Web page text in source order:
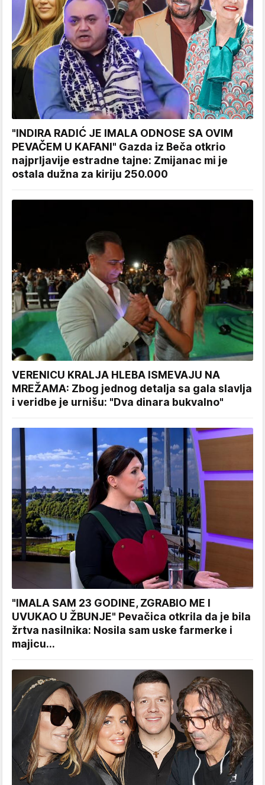
"INDIRA RADIĆ JE IMALA ODNOSE SA OVIM
PEVAČEM U KAFANI" Gazda iz Beča otkrio
najprljavije estradne tajne: Zmijanac mi je
ostala dužna za kiriju 250.000
VERENICU KRALJA HLEBA ISMEVAJU NA
MREŽAMA: Zbog jednog detalja sa gala slavlja
i veridbe je urnišu: "Dva dinara bukvalno"
"IMALA SAM 23 GODINE, ZGRABIO ME I
UVUKAO U ŽBUNJE" Pevačica otkrila da je bila
žrtva nasilnika: Nosila sam uske farmerke i
majicu...